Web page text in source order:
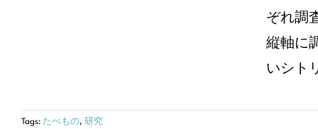
ぞれ調
縦軸に
いシト
Tags: たべもの, 研究